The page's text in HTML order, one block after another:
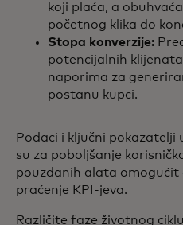
koji plaća, a
početnog klika do
Stopa konverzije:
potencijalnih
naporima za
postanu kupci.
Podaci i ključni pokazatelji
su za poboljšanje
pouzdanih alata omogućit
praćenje KPI-jeva.
Različite faze životnog